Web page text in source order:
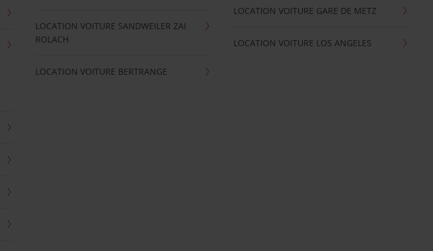
LOCATION VOITURE SANDWEILER ZAI
ROLACH
LOCATION VOITURE BERTRANGE
LOCATION VOITURE GARE DE METZ
LOCATION VOITURE LOS ANGELES